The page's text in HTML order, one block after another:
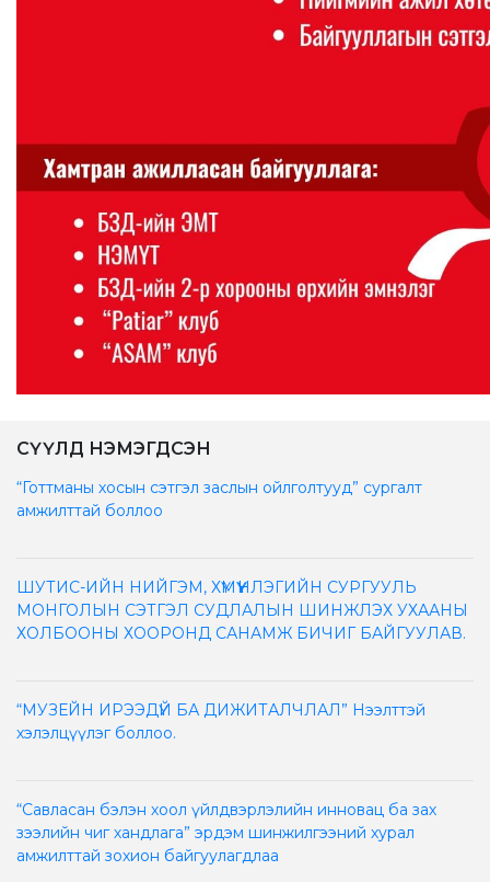
СҮҮЛД НЭМЭГДСЭН
“Готтманы хосын сэтгэл заслын ойлголтууд” сургалт
амжилттай боллоо
ШУТИС-ИЙН НИЙГЭМ, ХҮМҮҮНЛЭГИЙН СУРГУУЛЬ
МОНГОЛЫН СЭТГЭЛ СУДЛАЛЫН ШИНЖЛЭХ УХААНЫ
ХОЛБООНЫ ХООРОНД САНАМЖ БИЧИГ БАЙГУУЛАВ.
“МУЗЕЙН ИРЭЭДҮЙ БА ДИЖИТАЛЧЛАЛ” Нээлттэй
хэлэлцүүлэг боллоо.
“Савласан бэлэн хоол үйлдвэрлэлийн инновац ба зах
зээлийн чиг хандлага” эрдэм шинжилгээний хурал
амжилттай зохион байгуулагдлаа